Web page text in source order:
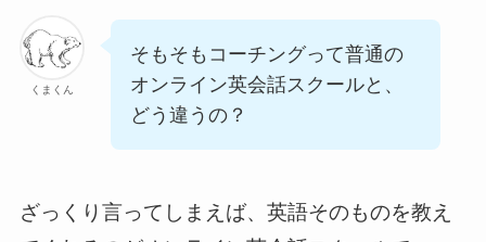
くまくん
そもそもコーチングって普通の
オンライン英会話スクールと、
どう違うの？
ざっくり言ってしまえば、英語そのものを教え